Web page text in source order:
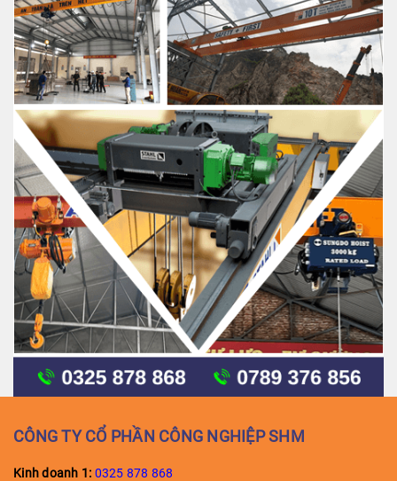
CÔNG TY CỔ PHẦN CÔNG NGHIỆP SHM
Kinh doanh 1: 0325 878 868